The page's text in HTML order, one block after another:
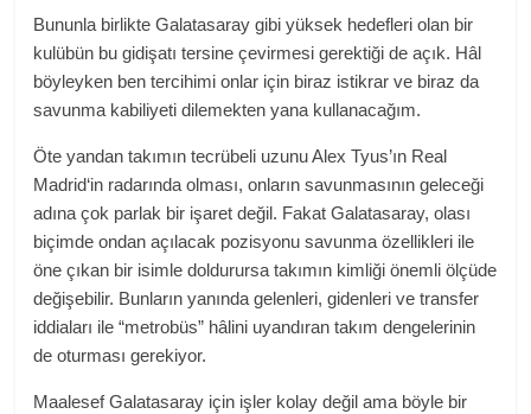
Bununla birlikte Galatasaray gibi yüksek hedefleri olan bir
kulübün bu gidişatı tersine çevirmesi gerektiği de açık. Hâl
böyleyken ben tercihimi onlar için biraz istikrar ve biraz da
savunma kabiliyeti dilemekten yana kullanacağım.
Öte yandan takımın tecrübeli uzunu Alex Tyus’ın Real
Madrid‘in radarında olması, onların savunmasının geleceği
adına çok parlak bir işaret değil. Fakat Galatasaray, olası
biçimde ondan açılacak pozisyonu savunma özellikleri ile
öne çıkan bir isimle doldurursa takımın kimliği önemli ölçüde
değişebilir. Bunların yanında gelenleri, gidenleri ve transfer
iddiaları ile “metrobüs” hâlini uyandıran takım dengelerinin
de oturması gerekiyor.
Maalesef Galatasaray için işler kolay değil ama böyle bir